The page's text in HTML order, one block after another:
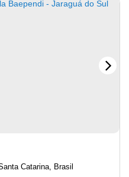
Catarina Brasil